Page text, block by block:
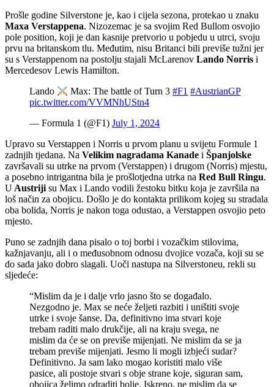
Prošle godine Silverstone je, kao i cijela sezona, protekao u znaku
Maxa Verstappena. Nizozemac je sa svojim Red Bullom osvojio
pole position, koji je dan kasnije pretvorio u pobjedu u utrci, svoju
prvu na britanskom tlu. Međutim, nisu Britanci bili previše tužni jer
su s Verstappenom na postolju stajali McLarenov Lando Norris i
Mercedesov Lewis Hamilton.
Lando Max: The battle of Turn 3#F1 #AustrianGP
pic.twitter.com/VVMNhUStn4
— Formula 1 (@F1) July 1, 2024
Upravo su Verstappen i Norris u prvom planu u svijetu Formule 1
zadnjih tjedana. Na Velikim nagradama Kanade i Španjolske
završavali su utrke na prvom (Verstappen) i drugom (Norris) mjestu,
a posebno intrigantna bila je prošlotjedna utrka na Red Bull Ringu.
U Austriji su Max i Lando vodili žestoku bitku koja je završila na
loš način za obojicu. Došlo je do kontakta prilikom kojeg su stradala
oba bolida, Norris je nakon toga odustao, a Verstappen osvojio peto
mjesto.
Puno se zadnjih dana pisalo o toj borbi i vozačkim stilovima,
kažnjavanju, ali i o međusobnom odnosu dvojice vozača, koji su se
do sada jako dobro slagali. Uoči nastupa na Silverstoneu, rekli su
sljedeće:
“Mislim da je i dalje vrlo jasno što se događalo.
Nezgodno je. Max se neće željeti razbiti i uništiti svoje
utrke i svoje šanse. Da, definitivno ima stvari koje
trebam raditi malo drukčije, ali na kraju svega, ne
mislim da će se on previše mijenjati. Ne mislim da se ja
trebam previše mijenjati. Jesmo li mogli izbjeći sudar?
Definitivno. Ja sam lako mogao koristiti malo više
pasice, ali postoje stvari s obje strane koje, siguran sam,
obojica želimo odraditi bolje. Iskreno, ne mislim da se